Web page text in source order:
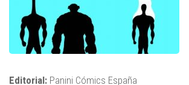
Editorial: Panini Cómics España